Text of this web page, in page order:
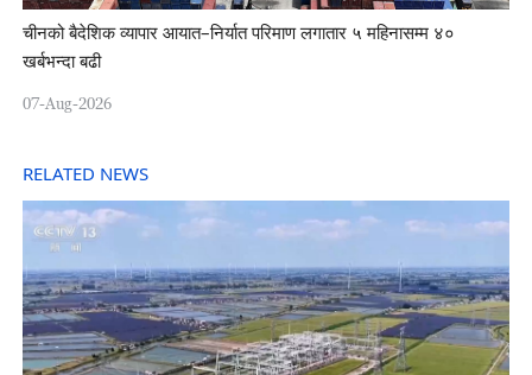
चीनको बैदेशिक व्यापार आयात–निर्यात परिमाण लगातार ५ महिनासम्म ४०
खर्बभन्दा बढी
07-Aug-2026
RELATED NEWS